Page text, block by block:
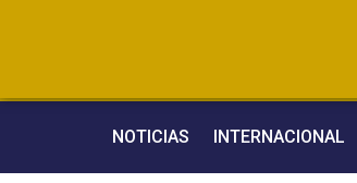
NOTICIAS INTERNACIONAL